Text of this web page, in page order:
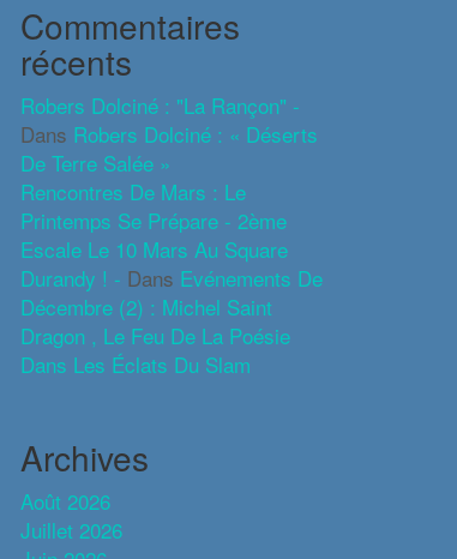
Commentaires
récents
Robers Dolciné : "La Rançon" -
Dans Robers Dolciné : « Déserts
De Terre Salée »
Rencontres De Mars : Le
Printemps Se Prépare - 2ème
Escale Le 10 Mars Au Square
Durandy ! - Dans Evénements De
Décembre (2) : Michel Saint
Dragon , Le Feu De La Poésie
Dans Les Éclats Du Slam
Archives
Août 2026
Juillet 2026